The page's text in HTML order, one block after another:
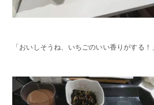
「おいしそうね、いちごのいい香りがする！